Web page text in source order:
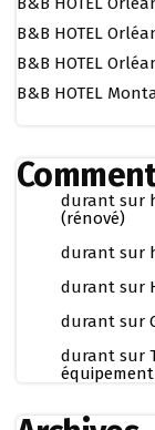
B&B HOTEL
B&B HOTEL
B&B HOTEL
durant sur
(rénové)
durant sur
durant sur
durant sur
durant sur